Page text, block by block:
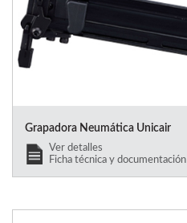
Grapadora Neumática Unicair
Ver detalles
Ficha técnica y documentación